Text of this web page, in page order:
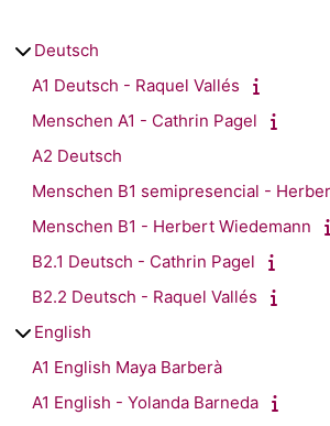
Deutsch
A1 Deutsch - Raquel Vallés
Menschen A1 - Cathrin Pagel
A2 Deutsch
Menschen B1 semipresencial -
Menschen B1 - Herbert Wiedemann
B2.1 Deutsch - Cathrin Pagel
B2.2 Deutsch - Raquel Vallés
English
A1 English Maya Barberà
A1 English - Yolanda Barneda